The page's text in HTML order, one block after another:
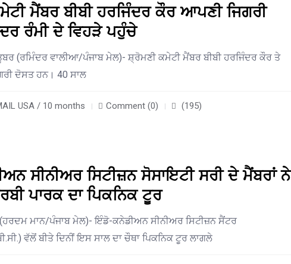
ਮੈਂਬਰ ਬੀਬੀ ਹਰਜਿੰਦਰ ਕੌਰ ਆਪਣੀ ਜਿਗਰੀ
ਰੰਮੀ ਦੇ ਵਿਹੜੇ ਪਹੁੰਚੇ
(ਰਮਿੰਦਰ ਵਾਲੀਆ/ਪੰਜਾਬ ਮੇਲ)- ਸ਼੍ਰੋਮਣੀ ਕਮੇਟੀ ਮੈਂਬਰ ਬੀਬੀ ਹਰਜਿੰਦਰ ਕੌਰ ਤੇ
ਦੋਸਤ ਹਨ। 40 ਸਾਲ
USA / 10 months Comment (0) (195)
ਸੀਨੀਅਰ ਸਿਟੀਜ਼ਨ ਸੋਸਾਇਟੀ ਸਰੀ ਦੇ ਮੈਂਬਰਾਂ ਨੇ
ਪਾਰਕ ਦਾ ਪਿਕਨਿਕ ਟੂਰ
ਮਾਨ/ਪੰਜਾਬ ਮੇਲ)- ਇੰਡੋ-ਕਨੇਡੀਅਨ ਸੀਨੀਅਰ ਸਿਟੀਜ਼ਨ ਸੈਂਟਰ
ਵੱਲੋਂ ਬੀਤੇ ਦਿਨੀਂ ਇਸ ਸਾਲ ਦਾ ਚੌਥਾ ਪਿਕਨਿਕ ਟੂਰ ਲਾਗਲੇ